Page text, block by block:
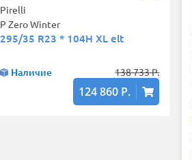
Pirelli
P Zero Winter
295/35 R23 * 104H XL elt
Наличие 138 733 Р.
124 860 Р.